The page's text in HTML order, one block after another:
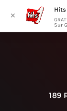
189
✕
Hits
Sur